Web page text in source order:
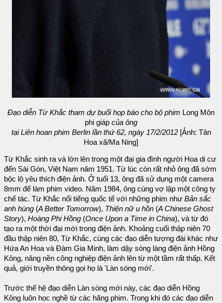
Đạo diễn Từ Khắc tham dự buổi họp báo cho bộ phim Long Môn
phi giáp của ông
tại Liên hoan phim Berlin lần thứ 62, ngày 17/2/2012[Ảnh: Tân
Hoa xã/Ma Ning]
Từ Khắc sinh ra và lớn lên trong một đại gia đình người Hoa di cư
đến Sài Gòn, Việt Nam năm 1951. Từ lúc còn rất nhỏ ông đã sớm
bộc lộ yêu thích điện ảnh. Ở tuổi 13, ông đã sử dụng một camera
8mm để làm phim video. Năm 1984, ông cùng vợ lập một công ty
chế tác. Từ Khắc nổi tiếng quốc tế với những phim như Bản sắc
anh hùng (A Better Tomorrow), Thiện nữ u hồn (A Chinese Ghost
Story), Hoàng Phi Hồng (Once Upon a Time in China), và từ đó
tạo ra một thời đại mới trong điện ảnh. Khoảng cuối thập niên 70
đầu thập niên 80, Từ Khắc, cùng các đạo diễn tượng đài khác như
Hứa An Hoa và Đàm Gia Minh, làm dậy sóng làng điện ảnh Hồng
Kông, nâng nền công nghiệp điện ảnh lên từ một tầm rất thấp. Kết
quả, giới truyền thông gọi họ là 'Làn sóng mới'.
Trước thế hệ đạo diễn Làn sóng mới này, các đạo diễn Hồng
Kông luôn học nghề từ các hãng phim. Trong khi đó các đạo diễn